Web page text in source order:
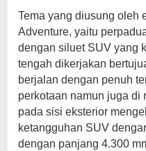
Tema yang diusung oleh
Adventure, yaitu
dengan siluet SUV yang
tengah dikerjakan
berjalan dengan penuh
perkotaan namun juga di
pada sisi eksterior
ketangguhan SUV
dengan panjang 4.300